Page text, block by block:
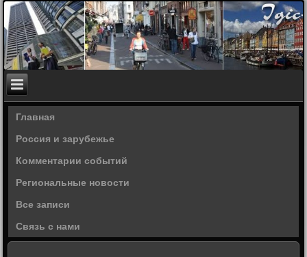
Главная
Россия и зарубежье
Комментарии событий
Региональные новости
Все записи
Связь с нами